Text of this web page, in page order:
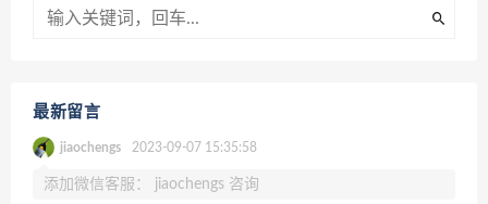
最新留言
jiaochengs 2023-09-07 15:35:58
添加微信客服： jiaochengs 咨询